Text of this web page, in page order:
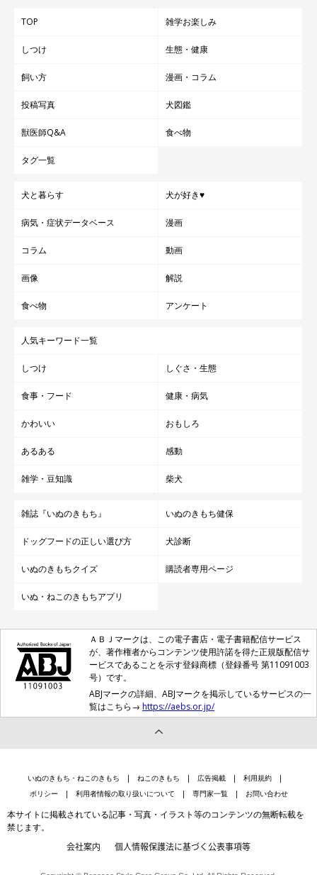
TOP 雑学お楽しみ
しつけ 生態・健康
飼い方 漫画・コラム
投稿写真 犬図鑑
獣医師Q&A 食べ物
タグ一覧
犬と暮らす 犬が好き♥
病気・症状データベース 漫画
コラム 動画
画像 解説
食べ物 アンケート
人気キーワード一覧
しつけ しぐさ・生態
食事・フード 健康・病気
かわいい おもしろ
あるある 感動
雑学・豆知識 柴犬
雑誌『いぬのきもち』 いぬのきもち健保
ドッグフードの正しい選び方 犬診断
いぬのきもちクイズ 購読者専用ページ
いぬ・ねこのきもちアプリ
ＡＢＪマークは、この電子書店・電子書籍配信サービス
が、著作権者からコンテンツ使用許諾を得た正規版配信サ
ービスであることを示す登録商標（登録番号 第11091003
号）です。
ABJマークの詳細、ABJマークを掲示しているサービスの一
覧はこちら→ https://aebs.or.jp/
いぬのきもち・ねこのきもち ねこのきもち 広告掲載
利用規約
ポリシー
利用者情報の取り扱いについて 専門家一覧 お問い合わせ
本サイトに掲載されている記事・写真・イラスト等のコンテンツの無断転載を
禁じます。
会社案内 個人情報保護法に基づく公表事項等